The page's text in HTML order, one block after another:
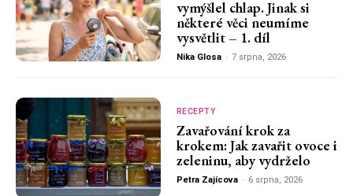
vymýšlel chlap. Jinak si
některé věci neumíme
vysvětlit – 1. díl
Nika Glosa - 7 srpna, 2026
RECEPTY
Zavařování krok za
krokem: Jak zavařit ovoce i
zeleninu, aby vydrželo
Petra Zajícova - 6 srpna, 2026